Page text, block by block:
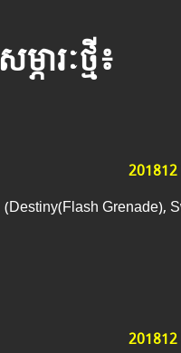
សម្ភារៈថ្មី៖
(Destiny(Flash Grenade),